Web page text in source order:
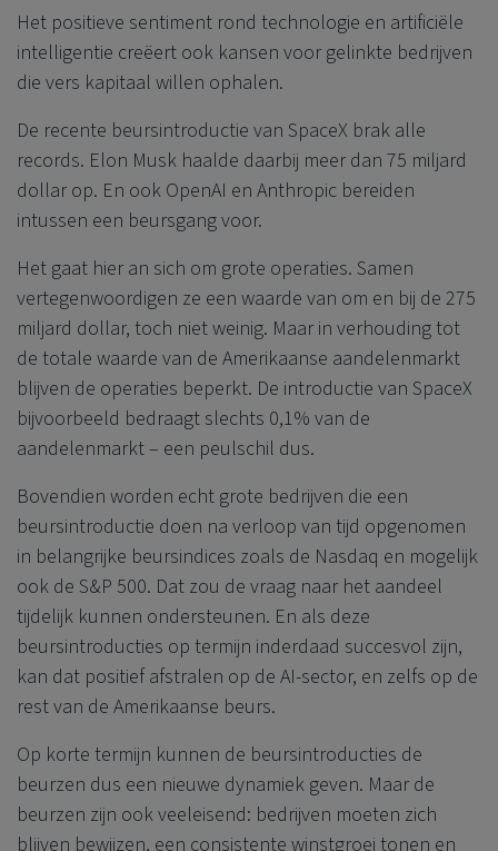
Het positieve sentiment rond technologie en artificiële
intelligentie creëert ook kansen voor gelinkte bedrijven
die vers kapitaal willen ophalen.
De recente beursintroductie van SpaceX brak alle
records. Elon Musk haalde daarbij meer dan 75 miljard
dollar op. En ook OpenAI en Anthropic bereiden
intussen een beursgang voor.
Het gaat hier an sich om grote operaties. Samen
vertegenwoordigen ze een waarde van om en bij de 275
miljard dollar, toch niet weinig. Maar in verhouding tot
de totale waarde van de Amerikaanse aandelenmarkt
blijven de operaties beperkt. De introductie van SpaceX
bijvoorbeeld bedraagt slechts 0,1% van de
aandelenmarkt – een peulschil dus.
Bovendien worden echt grote bedrijven die een
beursintroductie doen na verloop van tijd opgenomen
in belangrijke beursindices zoals de Nasdaq en mogelijk
ook de S&P 500. Dat zou de vraag naar het aandeel
tijdelijk kunnen ondersteunen. En als deze
beursintroducties op termijn inderdaad succesvol zijn,
kan dat positief afstralen op de AI-sector, en zelfs op de
rest van de Amerikaanse beurs.
Op korte termijn kunnen de beursintroducties de
beurzen dus een nieuwe dynamiek geven. Maar de
beurzen zijn ook veeleisend: bedrijven moeten zich
blijven bewijzen, een consistente winstgroei tonen en